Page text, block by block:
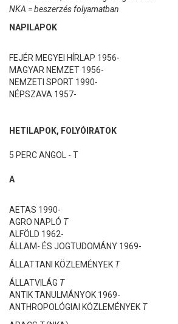
NKA = beszerzés folyamatban
NAPILAPOK
FEJÉR MEGYEI HÍRLAP 1956-
MAGYAR NEMZET 1956-
NEMZETI SPORT 1990-
NÉPSZAVA 1957-
HETILAPOK, FOLYÓIRATOK
5 PERC ANGOL - T
A
AETAS 1990-
AGRO NAPLÓ T
ALFÖLD 1962-
ÁLLAM- ÉS JOGTUDOMÁNY 1969-
ÁLLATTANI KÖZLEMÉNYEK T
ÁLLATVILÁG T
ANTIK TANULMÁNYOK 1969-
ANTHROPOLÓGIAI KÖZLEMÉNYEK T